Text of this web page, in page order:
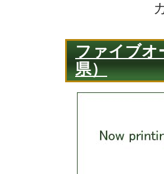
ファイブオ
県）